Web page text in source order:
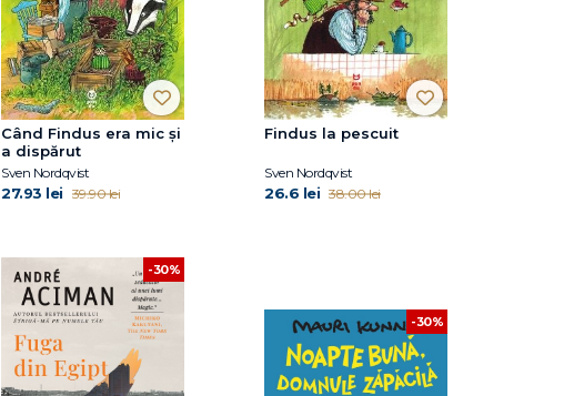
Când Findus era mic și
a dispărut
Sven Nordqvist
27.93 lei 39.90 lei
Findus la pescuit
Sven Nordqvist
26.6 lei 38.00 lei
-30%
-30%